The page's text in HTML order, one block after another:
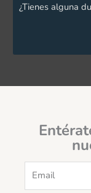
¿Tienes alguna